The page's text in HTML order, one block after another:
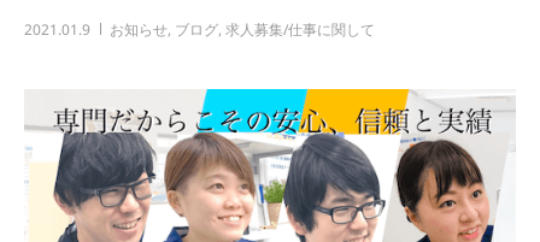
2021.01.9 お知らせ, ブログ, 求人募集/仕事に関して
企業情報
ブログ/お知らせ